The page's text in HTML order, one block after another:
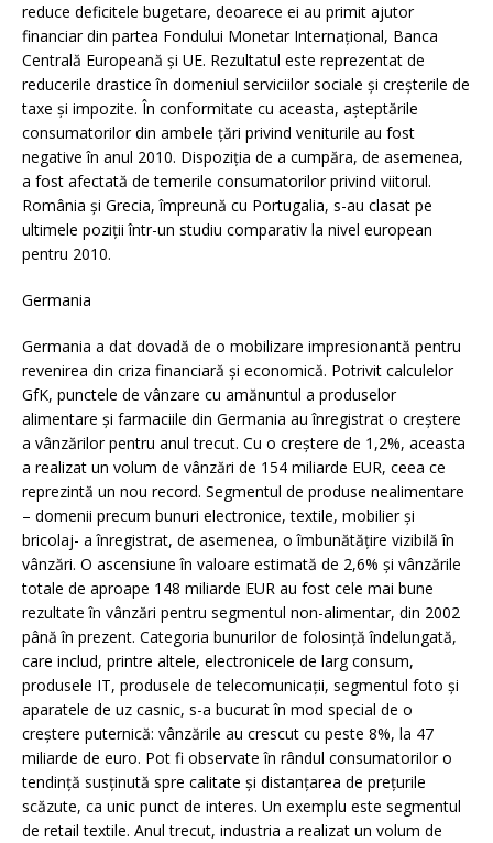
reduce deficitele bugetare, deoarece ei au primit ajutor
financiar din partea Fondului Monetar Internaţional, Banca
Centrală Europeană şi UE. Rezultatul este reprezentat de
reducerile drastice în domeniul serviciilor sociale şi creşterile de
taxe şi impozite. În conformitate cu aceasta, aşteptările
consumatorilor din ambele ţări privind veniturile au fost
negative în anul 2010. Dispoziţia de a cumpăra, de asemenea,
a fost afectată de temerile consumatorilor privind viitorul.
România şi Grecia, împreună cu Portugalia, s-au clasat pe
ultimele poziţii într-un studiu comparativ la nivel european
pentru 2010.
Germania
Germania a dat dovadă de o mobilizare impresionantă pentru
revenirea din criza financiară şi economică. Potrivit calculelor
GfK, punctele de vânzare cu amănuntul a produselor
alimentare şi farmaciile din Germania au înregistrat o creştere
a vânzărilor pentru anul trecut. Cu o creştere de 1,2%, aceasta
a realizat un volum de vânzări de 154 miliarde EUR, ceea ce
reprezintă un nou record. Segmentul de produse nealimentare
– domenii precum bunuri electronice, textile, mobilier şi
bricolaj- a înregistrat, de asemenea, o îmbunătăţire vizibilă în
vânzări. O ascensiune în valoare estimată de 2,6% şi vânzările
totale de aproape 148 miliarde EUR au fost cele mai bune
rezultate în vânzări pentru segmentul non-alimentar, din 2002
până în prezent. Categoria bunurilor de folosinţă îndelungată,
care includ, printre altele, electronicele de larg consum,
produsele IT, produsele de telecomunicaţii, segmentul foto şi
aparatele de uz casnic, s-a bucurat în mod special de o
creştere puternică: vânzările au crescut cu peste 8%, la 47
miliarde de euro. Pot fi observate în rândul consumatorilor o
tendinţă susţinută spre calitate şi distanţarea de preţurile
scăzute, ca unic punct de interes. Un exemplu este segmentul
de retail textile. Anul trecut, industria a realizat un volum de